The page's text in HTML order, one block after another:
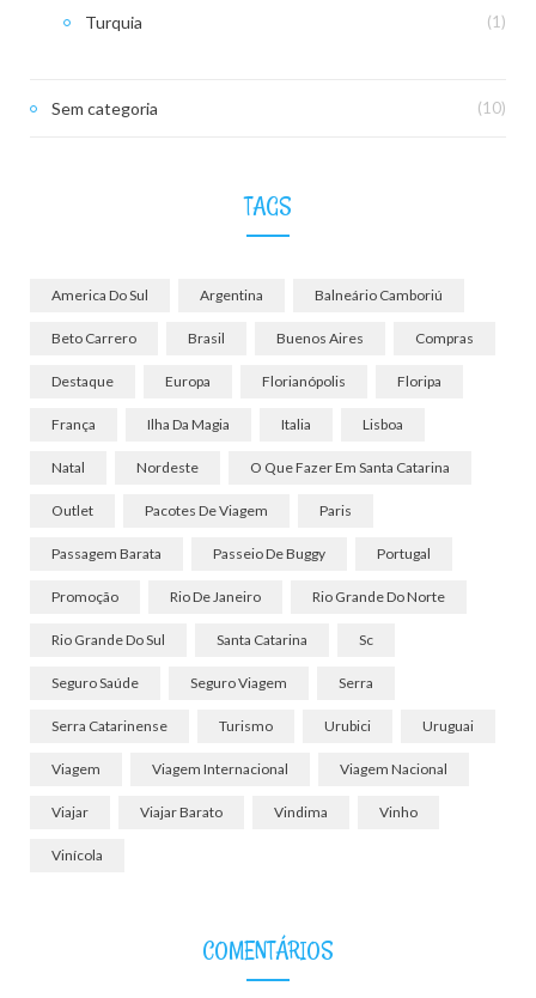
Turquia (1)
Sem categoria (10)
TAGS
America Do Sul Argentina Balneário Camboriú
Beto Carrero Brasil Buenos Aires Compras
Destaque Europa Florianópolis Floripa
França Ilha Da Magia Italia Lisboa
Natal Nordeste O Que Fazer Em Santa Catarina
Outlet Pacotes De Viagem Paris
Passagem Barata Passeio De Buggy Portugal
Promoção Rio De Janeiro Rio Grande Do Norte
Rio Grande Do Sul Santa Catarina Sc
Seguro Saúde Seguro Viagem Serra
Serra Catarinense Turismo Urubici Uruguai
Viagem Viagem Internacional Viagem Nacional
Viajar Viajar Barato Vindima Vinho
Vinícola
COMENTÁRIOS